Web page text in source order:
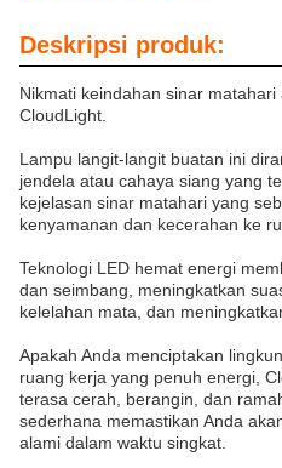
Deskripsi produk:
Nikmati keindahan sinar
CloudLight.
Lampu langit-langit buatan ini
jendela atau cahaya siang yang
kejelasan sinar matahari yang
kenyamanan dan kecerahan ke
Teknologi LED hemat energi
dan seimbang, meningkatkan
kelelahan mata, dan
Apakah Anda menciptakan
ruang kerja yang penuh energi,
terasa cerah, berangin, dan
sederhana memastikan Anda
alami dalam waktu singkat.